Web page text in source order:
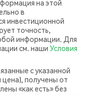
на этой
в
инвестиционной
точность,
информации. Для
см. наши Условия
с указанной
получены от
«как есть» без